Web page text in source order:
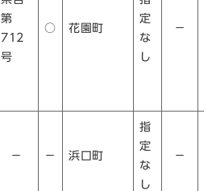
第
712
号
○ 花園町
定
な
し
－
－ － 浜口町
指
定
な
し
－